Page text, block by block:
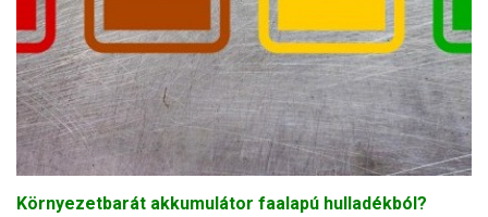
Környezetbarát akkumulátor faalapú hulladékból?